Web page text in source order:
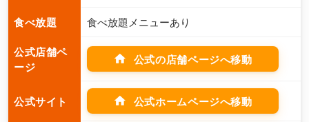
食べ放題 食べ放題メニューあり
公式店舗ペ
ージ
home 公式の店舗ページへ移動
公式サイト home 公式ホームページへ移動